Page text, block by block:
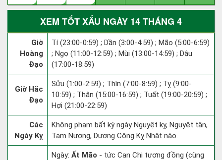
XEM TỐT XẤU NGÀY 14 THÁNG 4
Giờ
Hoàng
Đạo
Tí (23:00-0:59) ; Dần (3:00-4:59) ; Mão (5:00-6:59)
; Ngọ (11:00-12:59) ; Mùi (13:00-14:59) ; Dậu
(17:00-18:59)
Giờ Hắc
Đạo
Sửu (1:00-2:59) ; Thìn (7:00-8:59) ; Tỵ (9:00-
10:59) ; Thân (15:00-16:59) ; Tuất (19:00-20:59) ;
Hợi (21:00-22:59)
Các
Ngày Kỵ
Không phạm bất kỳ ngày Nguyệt kỵ, Nguyệt tận,
Tam Nương, Dương Công Kỵ Nhật nào.
Ngày: Ất Mão - tức Can Chi tương đồng (cùng